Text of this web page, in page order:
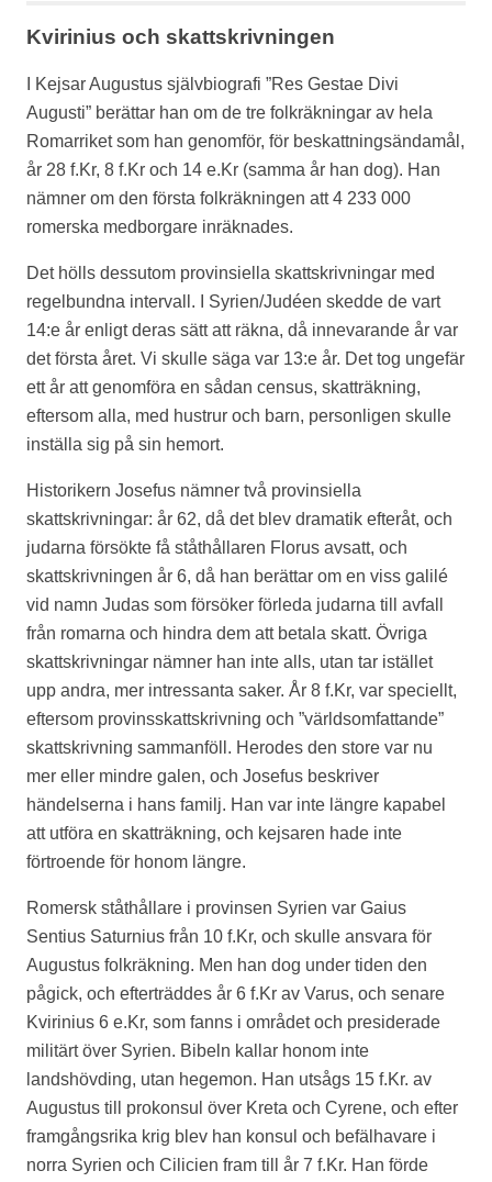
Kvirinius och skattskrivningen
I Kejsar Augustus självbiografi ”Res Gestae Divi
Augusti” berättar han om de tre folkräkningar av hela
Romarriket som han genomför, för beskattningsändamål,
år 28 f.Kr, 8 f.Kr och 14 e.Kr (samma år han dog). Han
nämner om den första folkräkningen att 4 233 000
romerska medborgare inräknades.
Det hölls dessutom provinsiella skattskrivningar med
regelbundna intervall. I Syrien/Judéen skedde de vart
14:e år enligt deras sätt att räkna, då innevarande år var
det första året. Vi skulle säga var 13:e år. Det tog ungefär
ett år att genomföra en sådan census, skatträkning,
eftersom alla, med hustrur och barn, personligen skulle
inställa sig på sin hemort.
Historikern Josefus nämner två provinsiella
skattskrivningar: år 62, då det blev dramatik efteråt, och
judarna försökte få ståthållaren Florus avsatt, och
skattskrivningen år 6, då han berättar om en viss galilé
vid namn Judas som försöker förleda judarna till avfall
från romarna och hindra dem att betala skatt. Övriga
skattskrivningar nämner han inte alls, utan tar istället
upp andra, mer intressanta saker. År 8 f.Kr, var speciellt,
eftersom provinsskattskrivning och ”världsomfattande”
skattskrivning sammanföll. Herodes den store var nu
mer eller mindre galen, och Josefus beskriver
händelserna i hans familj. Han var inte längre kapabel
att utföra en skatträkning, och kejsaren hade inte
förtroende för honom längre.
Romersk ståthållare i provinsen Syrien var Gaius
Sentius Saturnius från 10 f.Kr, och skulle ansvara för
Augustus folkräkning. Men han dog under tiden den
pågick, och efterträddes år 6 f.Kr av Varus, och senare
Kvirinius 6 e.Kr, som fanns i området och presiderade
militärt över Syrien. Bibeln kallar honom inte
landshövding, utan hegemon. Han utsågs 15 f.Kr. av
Augustus till prokonsul över Kreta och Cyrene, och efter
framgångsrika krig blev han konsul och befälhavare i
norra Syrien och Cilicien fram till år 7 f.Kr. Han förde